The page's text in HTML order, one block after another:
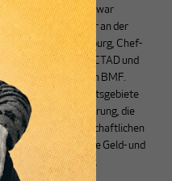
MAKROSKOP.Er war
Honorarprofessor an der
Universität Hamburg, Chef-
Volkswirt der UNCTAD und
Staatssekretär im BMF.
Seine Hauptarbeitsgebiete
sind die Globalisierung, die
Theorie der wirtschaftlichen
Entwicklung sowie Geld- und
Währungstheorie.